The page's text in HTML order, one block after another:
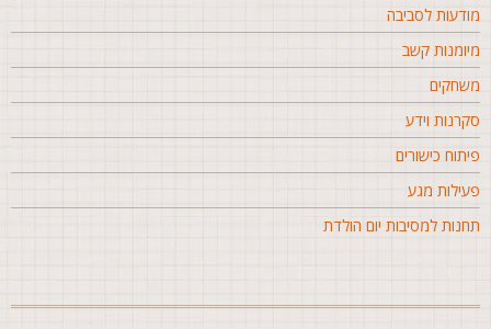
לסביבה
קשב
וידע
כישורים
מגע
למסיבות יום הולדת